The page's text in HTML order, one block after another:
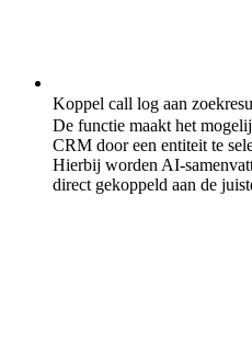
Koppel call log aan
De functie maakt het
CRM door een entiteit te
Hierbij worden AI-
direct gekoppeld aan de